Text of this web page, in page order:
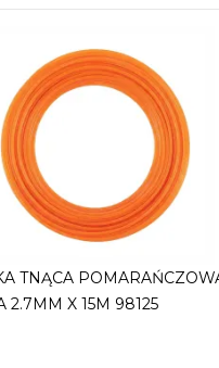
TNĄCA
2.7MM X 15M 98125